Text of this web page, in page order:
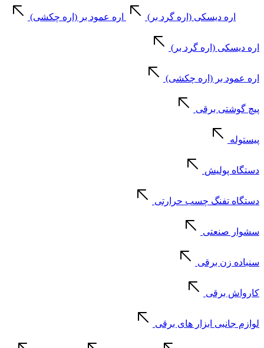
اره دیسکی (اره گرد بر) اره عمود بر (اره چکشی)
اره دیسکی (اره گرد بر)
اره عمود بر (اره چکشی)
پیچ گوشتی برقی
پیستوله
دستگاه پولیش
دستگاه تفنگ چسب حرارتی
سشوار صنعتی
سنباده زن برقی
کارواش برقی
لوازم جانبی ابزار های برقی